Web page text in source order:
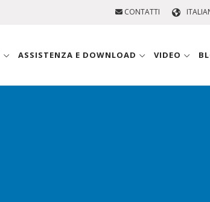
CONTATTI
ASSISTENZA E DOWNLOAD VIDEO